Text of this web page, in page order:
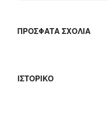
ΠΡΌΣΦΑΤΑ ΣΧΌΛΙΑ
ΙΣΤΟΡΙΚΌ